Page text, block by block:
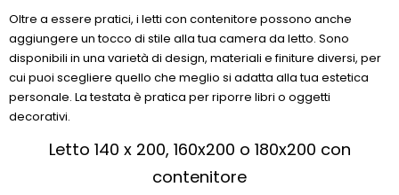
Oltre a essere pratici, i letti con contenitore possono anche
aggiungere un tocco di stile alla tua camera da letto. Sono
disponibili in una varietà di design, materiali e finiture diversi, per
cui puoi scegliere quello che meglio si adatta alla tua estetica
personale. La testata è pratica per riporre libri o oggetti
decorativi.
Letto 140 x 200, 160x200 o 180x200 con
contenitore